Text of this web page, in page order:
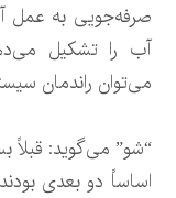
صرفه‌جویی به عمل
آب را تشکیل
می‌توان راندمان
“شو” می‌گوید: قبلاً
اساساً دو بعدی